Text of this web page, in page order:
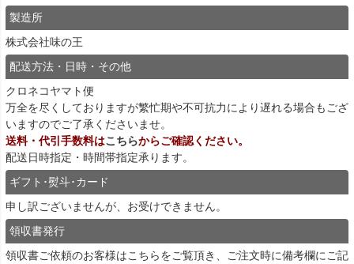
製造所
株式会社味の王
配送方法・日時・その他
クロネコヤマト便
万全を尽くしておりますが繁忙期や不可抗力により遅れる場合もござ
いますのでご了承くださいませ。
送料・代引手数料はこちらからご確認ください。
配送日時指定・時間帯指定承ります。
ギフト･熨斗･カード
申し訳ございませんが、お受けできません。
領収書発行
領収書ご依頼のお客様はこちらをご覧頂き、ご注文時に備考欄にご記